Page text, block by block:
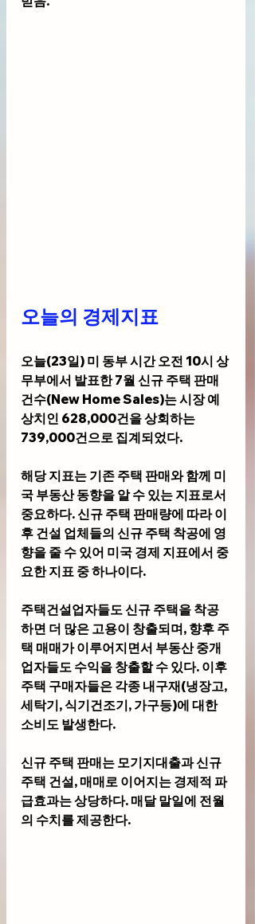
오늘의 경제지표
오늘(23일) 미 동부 시간 오전 10시 상
무부에서 발표한 7월 신규 주택 판매
건수(New Home Sales)는 시장 예
상치인 628,000건을 상회하는
739,000건으로 집계되었다.
해당 지표는 기존 주택 판매와 함께 미
국 부동산 동향을 알 수 있는 지표로서
중요하다. 신규 주택 판매량에 따라 이
후 건설 업체들의 신규 주택 착공에 영
향을 줄 수 있어 미국 경제 지표에서 중
요한 지표 중 하나이다.
주택건설업자들도 신규 주택을 착공
하면 더 많은 고용이 창출되며, 향후 주
택 매매가 이루어지면서 부동산 중개
업자들도 수익을 창출할 수 있다. 이후
주택 구매자들은 각종 내구재(냉장고,
세탁기, 식기건조기, 가구등)에 대한
소비도 발생한다.
신규 주택 판매는 모기지대출과 신규
주택 건설, 매매로 이어지는 경제적 파
급효과는 상당하다. 매달 말일에 전월
의 수치를 제공한다.